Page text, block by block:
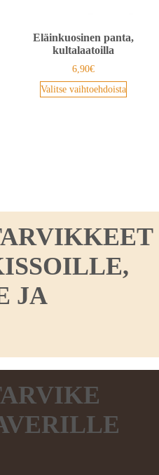
Eläinkuosinen panta,
kultalaatoilla
6,90€
Valitse vaihtoehdoista
JA